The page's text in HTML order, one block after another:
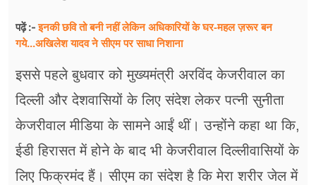
पढ़ें :-इनकी छवि तो बनी नहीं लेकिन अधिकारियों के घर-महल ज़रूर बन
गये...अखिलेश यादव ने सीएम पर साधा​ निशाना
इससे पहले बुधवार को मुख्यमंत्री अरविंद केजरीवाल का
दिल्ली और देशवासियों के लिए संदेश लेकर पत्नी सुनीता
केजरीवाल मीडिया के सामने आईं थीं। उन्होंने कहा था कि,
ईडी हिरासत में होने के बाद भी केजरीवाल दिल्लीवासियों के
लिए फिक्रमंद हैं। सीएम का संदेश है कि मेरा शरीर जेल में